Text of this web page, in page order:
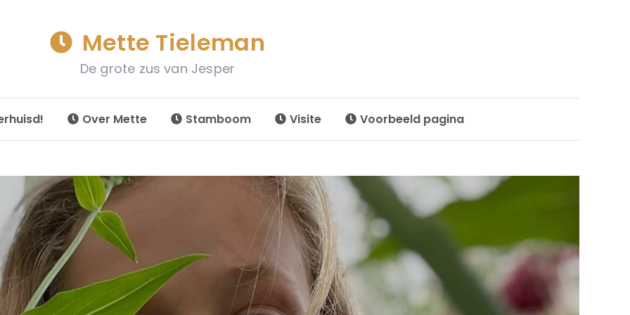
Mette Tieleman
De grote zus van Jesper
Over Mette Stamboom Visite Voorbeeld pagina